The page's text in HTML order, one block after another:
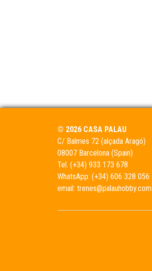
© 2026 CASA PALAU
C/ Balmes 72 (alçada Aragó)
08007 Barcelona (Spain)
Tel. (+34) 933 173 678
WhatsApp: (+34) 606 328 056
email: trenes@palauhobby.com